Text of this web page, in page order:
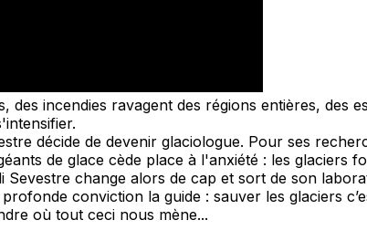
incendies ravagent des régions entières, des
décide de devenir glaciologue. Pour ses
de glace cède place à l'anxiété : les glaciers
change alors de cap et sort de son
conviction la guide : sauver les glaciers
où tout ceci nous mène...